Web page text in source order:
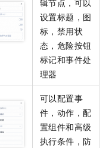
设置标题，图
标，禁用状
态，危险按钮
标记和事件处
理器
可以配置事
件，动作，配
置组件和高级
执行条件，防